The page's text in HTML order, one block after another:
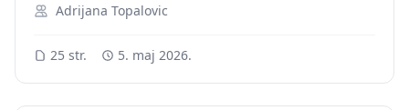
Adrijana Topalovic
25 str. 5. maj 2026.